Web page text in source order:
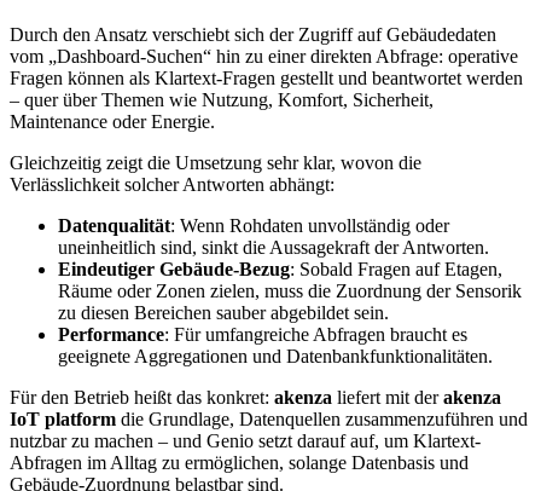
Durch den Ansatz verschiebt sich der Zugriff auf Gebäudedaten
vom „Dashboard-Suchen“ hin zu einer direkten Abfrage: operative
Fragen können als Klartext-Fragen gestellt und beantwortet werden
– quer über Themen wie Nutzung, Komfort, Sicherheit,
Maintenance oder Energie.
Gleichzeitig zeigt die Umsetzung sehr klar, wovon die
Verlässlichkeit solcher Antworten abhängt:
Datenqualität: Wenn Rohdaten unvollständig oder
uneinheitlich sind, sinkt die Aussagekraft der Antworten.
Eindeutiger Gebäude-Bezug: Sobald Fragen auf Etagen,
Räume oder Zonen zielen, muss die Zuordnung der Sensorik
zu diesen Bereichen sauber abgebildet sein.
Performance: Für umfangreiche Abfragen braucht es
geeignete Aggregationen und Datenbankfunktionalitäten.
Für den Betrieb heißt das konkret: akenza liefert mit derakenza
IoT platform die Grundlage, Datenquellen zusammenzuführen und
nutzbar zu machen – und Genio setzt darauf auf, um Klartext-
Abfragen im Alltag zu ermöglichen, solange Datenbasis und
Gebäude-Zuordnung belastbar sind.